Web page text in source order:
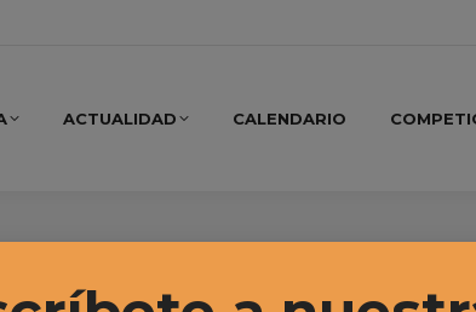
ACTUALIDAD CALENDARIO